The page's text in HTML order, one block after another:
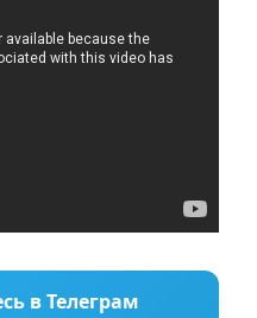
в Телеграм